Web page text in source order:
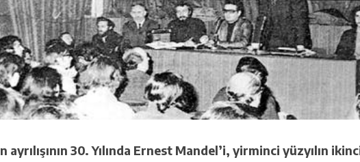
ayrılışının 30. Yılında Ernest Mandel’i, yirminci yüzyılın